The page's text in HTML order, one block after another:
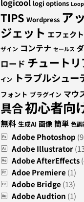
logicool logi options
TIPS Wordpress ア
ジェット エフェクト
ザイン コンテナ セールス
ロード チュート
イン
トラブルシュー
フォント プラグイン マウ
具合初心者向
無料 生成AI 画像 簡単 色
Adobe Photoshop
Adobe Illustrator
Adobe AfterEffects
Adoe Premiere (1)
Adobe Bridge (13)
Adobe Audtion (1)